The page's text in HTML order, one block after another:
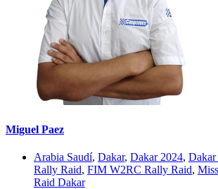
Miguel Paez
Arabia Saudí, Dakar, Dakar 2024, Dakar
Rally Raid, FIM W2RC Rally Raid,
Raid Dakar